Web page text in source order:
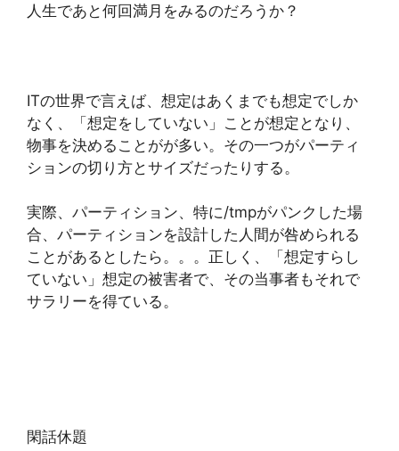
人生であと何回満月をみるのだろうか？
ITの世界で言えば、想定はあくまでも想定でしか
なく、「想定をしていない」ことが想定となり、
物事を決めることがが多い。その一つがパーティ
ションの切り方とサイズだったりする。
実際、パーティション、特に/tmpがパンクした場
合、パーティションを設計した人間が咎められる
ことがあるとしたら。。。正しく、「想定すらし
ていない」想定の被害者で、その当事者もそれで
サラリーを得ている。
閑話休題